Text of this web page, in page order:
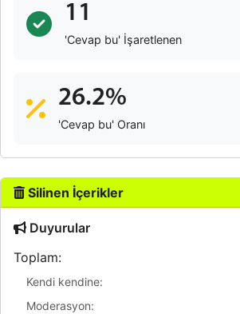
11
'Cevap bu' İşaretlenen
26.2%
'Cevap bu' Oranı
Silinen İçerikler
Duyurular
Toplam:
Kendi kendine:
Moderasyon: